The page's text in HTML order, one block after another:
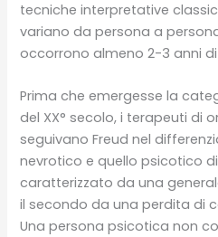
tecniche interpretative
variano da persona a
occorrono almeno 2-3 anni di
Prima che emergesse la
del XX° secolo, i terapeuti di
seguivano Freud nel
nevrotico e quello psicotico
caratterizzato da una
il secondo da una perdita di
Una persona psicotica non